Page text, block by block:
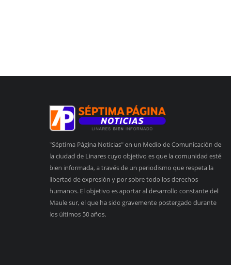
"Séptima Página Noticias" en un Medio de Comunicación de
la ciudad de Linares cuyo objetivo es que la comunidad esté
bien informada, a través de un periodismo que respeta la
libertad de expresión y por sobre todo los derechos
humanos. El objetivo es aportar al desarrollo constante del
Maule sur, el que ha sido gravemente postergado durante
los últimos 50 años.